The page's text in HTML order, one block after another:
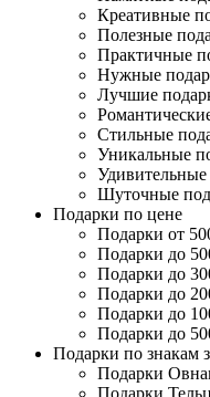
Креативные
Полезные
Практичные
Нужные
Лучшие
Стильные
Уникальные
Удивительные
Шуточные
Подарки по цене
Подарки от
Подарки до
Подарки до
Подарки до
Подарки до
Подарки до
Подарки по знакам
Подарки
Подарки